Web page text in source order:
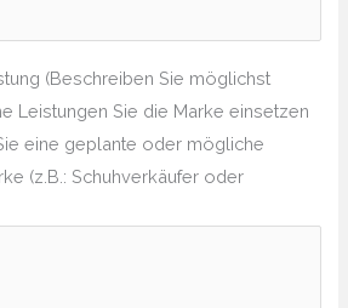
(Beschreiben Sie möglichst
Leistungen Sie die Marke einsetzen
eine geplante oder mögliche
(z.B.: Schuhverkäufer oder